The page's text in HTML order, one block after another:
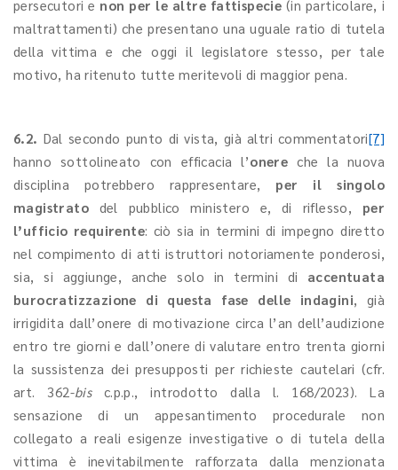
persecutori e non per le altre fattispecie (in particolare, i
maltrattamenti) che presentano una uguale ratio di tutela
della vittima e che oggi il legislatore stesso, per tale
motivo, ha ritenuto tutte meritevoli di maggior pena.
6.2. Dal secondo punto di vista, già altri commentatori[7]
hanno sottolineato con efficacia l’onere che la nuova
disciplina potrebbero rappresentare, per il singolo
magistrato del pubblico ministero e, di riflesso, per
l’ufficio requirente: ciò sia in termini di impegno diretto
nel compimento di atti istruttori notoriamente ponderosi,
sia, si aggiunge, anche solo in termini di accentuata
burocratizzazione di questa fase delle indagini, già
irrigidita dall’onere di motivazione circa l’an dell’audizione
entro tre giorni e dall’onere di valutare entro trenta giorni
la sussistenza dei presupposti per richieste cautelari (cfr.
art. 362-bisc.p.p., introdotto dalla l. 168/2023). La
sensazione di un appesantimento procedurale non
collegato a reali esigenze investigative o di tutela della
vittima è inevitabilmente rafforzata dalla menzionata